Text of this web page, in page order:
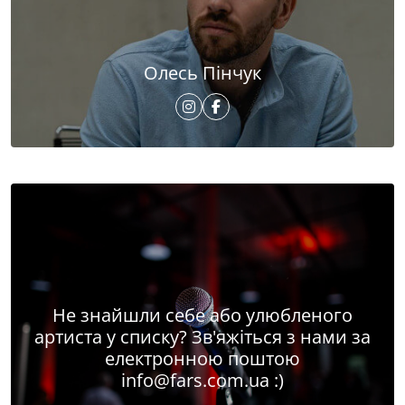
Олесь Пінчук
Не знайшли себе або улюбленого
артиста у списку? Зв'яжіться з нами за
електронною поштою
info@fars.com.ua :)